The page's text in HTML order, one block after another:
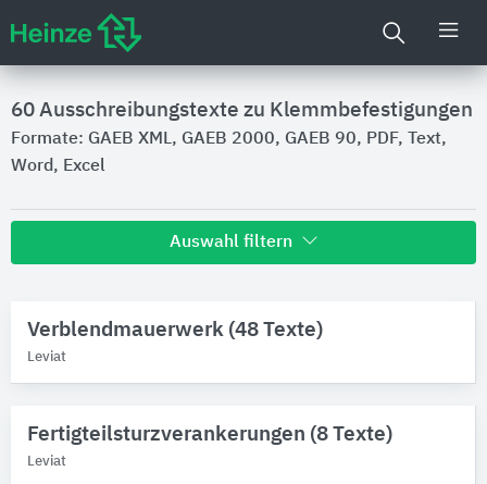
60 Ausschreibungstexte zu Klemmbefestigungen
Formate: GAEB XML, GAEB 2000, GAEB 90, PDF, Text,
Word, Excel
Auswahl filtern
Leviat
Marken
Produktkategorie
Verblendmauerwerk (48 Texte)
Leviat
Fertigteilsturzverankerungen (8 Texte)
Leviat